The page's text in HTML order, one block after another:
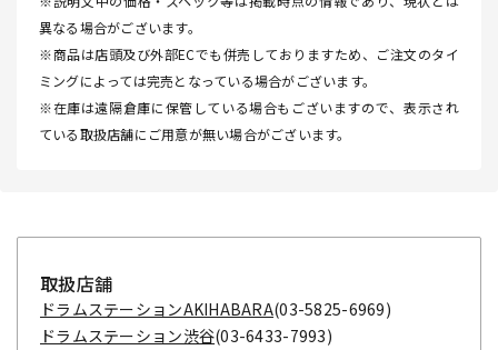
異なる場合がございます。
※商品は店頭及び外部ECでも併売しておりますため、ご注文のタイ
ミングによっては完売となっている場合がございます。
※在庫は遠隔倉庫に保管している場合もございますので、表示され
ている取扱店舗にご用意が無い場合がございます。
取扱店舗
ドラムステーションAKIHABARA(03-5825-6969)
ドラムステーション渋谷(03-6433-7993)